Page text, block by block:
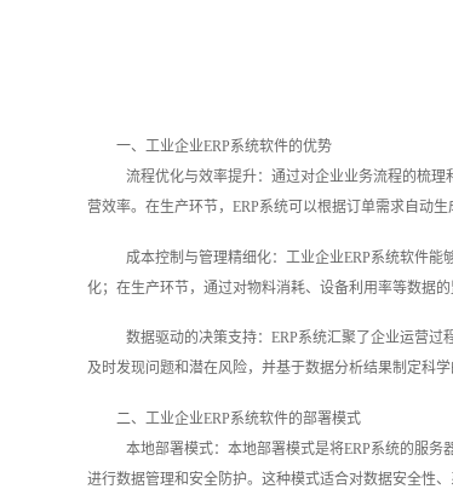
一、工业企业ERP系统软件的优势
流程优化与效率提升：通过对企业业务流程的梳
营效率。在生产环节，ERP系统可以根据订单需求自动
成本控制与管理精细化：工业企业ERP系统软件
化；在生产环节，通过对物料消耗、设备利用率等数据
数据驱动的决策支持：ERP系统汇聚了企业运营
及时发现问题和潜在风险，并基于数据分析结果制定科
二、工业企业ERP系统软件的部署模式
本地部署模式：本地部署模式是将ERP系统的服
进行数据管理和安全防护。这种模式适合对数据安全性